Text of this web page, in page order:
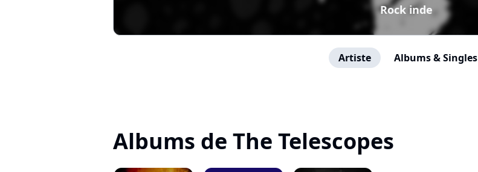
Rock inde
Artiste Albums & Singles
Albums de The Telescopes